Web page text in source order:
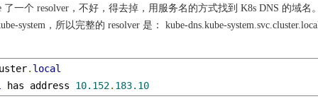
一个 resolver，不好，得去掉，用服务名的方式找到 K8s DNS 的域名
system，所以完整的 resolver 是： kube-dns.kube-
. local
has address 10.152. 183.10